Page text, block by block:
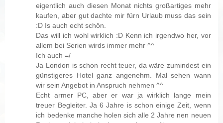
eigentlich auch diesen Monat nichts großartiges mehr
kaufen, aber gut dachte mir fürn Urlaub muss das sein
:D Is auch echt schön.
Das will ich wohl wirklich :D Kenn ich irgendwo her, vor
allem bei Serien wirds immer mehr ^^
Ich auch =/
Ja London is schon recht teuer, da wäre zumindest ein
günstigeres Hotel ganz angenehm. Mal sehen wann
wir sein Angebot in Anspruch nehmen ^^
Echt armer PC, aber er war ja wirklich lange mein
treuer Begleiter. Ja 6 Jahre is schon einige Zeit, wenn
ich bedenke manche holen sich alle 2 Jahre nen neuen